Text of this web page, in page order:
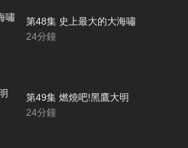
第48集 史上最大的大海嘯
24分鐘
第49集 燃燒吧!黑鷹大明
24分鐘